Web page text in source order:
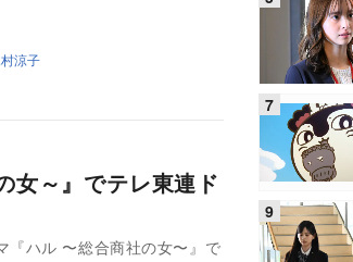
涼子
女～』でテレ東連ド
『ハル 〜総合商社の女〜』で